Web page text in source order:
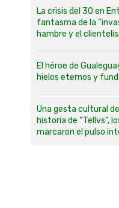
La crisis del 30 en
fantasma de la
hambre y el
El héroe de
hielos eternos y
Una gesta cultural
historia de “Tellvs”,
marcaron el pulso